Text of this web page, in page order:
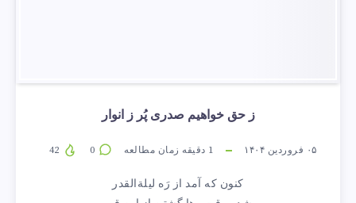
ز حق خواهیم صدری پُر ز انوار
۰۵ فروردین ۱۴۰۴ 1 دقیقه زمان مطالعه 0
کنون که آمد از رَه لیلة‌القدر